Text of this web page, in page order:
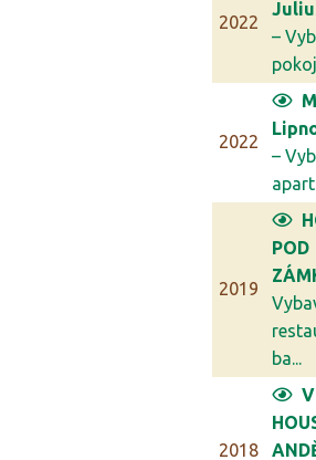
2022
–
2022
–
2019
POD
ba...
2018